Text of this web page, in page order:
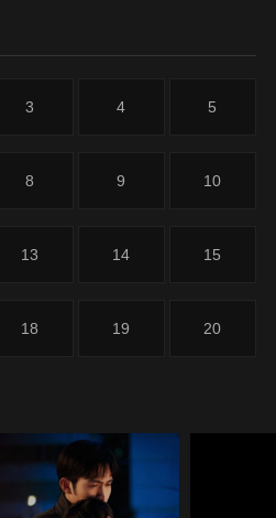
向他們時，弓禮與銀元該
3 4 5
8 9 10
13 14 15
18 19 20